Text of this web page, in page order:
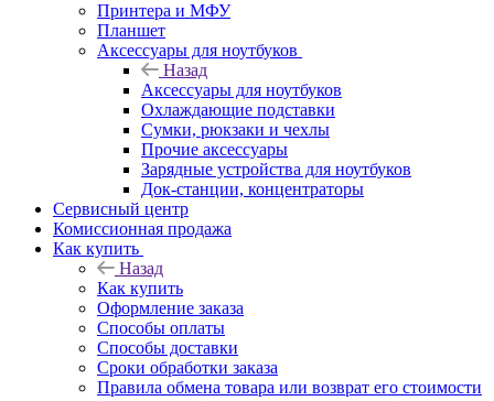
Принтера и МФУ
Планшет
Аксессуары для ноутбуков
Назад
Аксессуары для ноутбуков
Охлаждающие подставки
Сумки, рюкзаки и чехлы
Прочие аксессуары
Зарядные устройства для ноутбуков
Док-станции, концентраторы
Сервисный центр
Комиссионная продажа
Как купить
Назад
Как купить
Оформление заказа
Способы оплаты
Способы доставки
Сроки обработки заказа
Правила обмена товара или возврат его стоимости